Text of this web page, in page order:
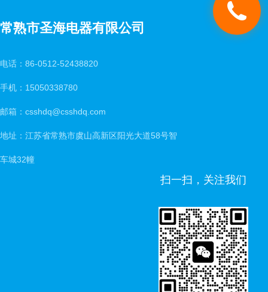
常熟市圣海电器有限公司
电话：86-0512-52438820
手机：15050338780
邮箱：csshdq@csshdq.com
地址：江苏省常熟市虞山高新区阳光大道58号智
车城32幢
扫一扫，关注我们